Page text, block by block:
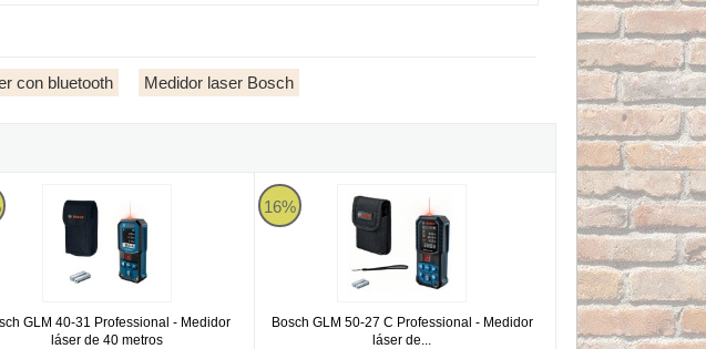
con bluetooth Medidor laser Bosch
GLM 40-31 Professional - Medidor
láser de 40 metros
GLM 40-31
16%
Bosch GLM 50-27 C Professional - Medidor
láser de...
Bosch GLM 50-27 C